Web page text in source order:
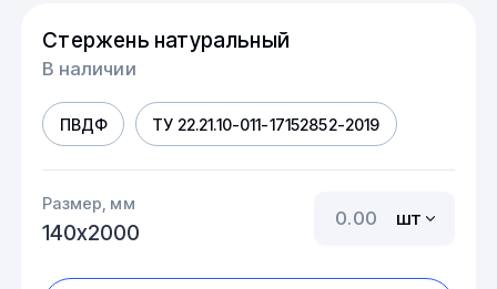
Стержень натуральный
В наличии
ПВДФ ТУ 22.21.10-011-17152852-2019
Размер, мм
140х2000
шт